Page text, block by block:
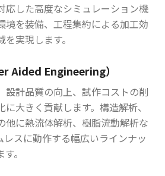
応した高度なシミュレーション機
境を装備、工程集約による加工効
実現します。
Aided Engineering）
設計品質の向上、試作コストの削
大きく貢献します。構造解析、
他に熱流体解析、樹脂流動解析な
レスに動作する幅広いラインナッ
。